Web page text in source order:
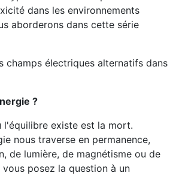
dans les environnements
aborderons dans cette série
champs électriques alternatifs dans
?
l'équilibre existe est la mort.
nous traverse en permanence,
de lumière, de magnétisme ou de
posez la question à un